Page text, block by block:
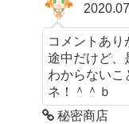
コメントあ
途中だけど、
わからないこ
ネ！＾＾ｂ
秘密商店